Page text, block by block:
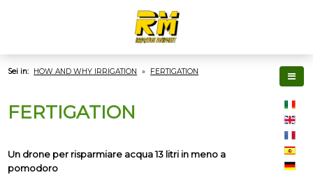
Sei in: HOW AND WHY IRRIGATION » FERTIGATION
FERTIGATION
Un drone per risparmiare acqua 13 litri in meno a
pomodoro